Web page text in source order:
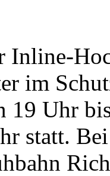
Inline-
im
19 Uhr
statt.